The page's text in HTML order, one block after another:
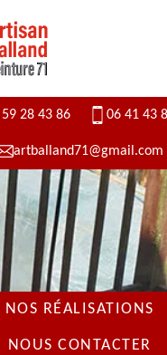
28 43 86 06 41 43
artballand71@gmail.com
NOS RÉALISATIONS
NOUS CONTACTER